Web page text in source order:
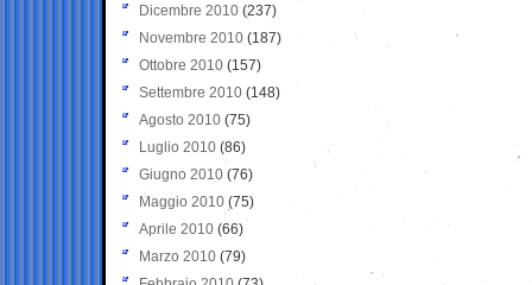
Dicembre 2010 (237)
Novembre 2010 (187)
Ottobre 2010 (157)
Settembre 2010 (148)
Agosto 2010 (75)
Luglio 2010 (86)
Giugno 2010 (76)
Maggio 2010 (75)
Aprile 2010 (66)
Marzo 2010 (79)